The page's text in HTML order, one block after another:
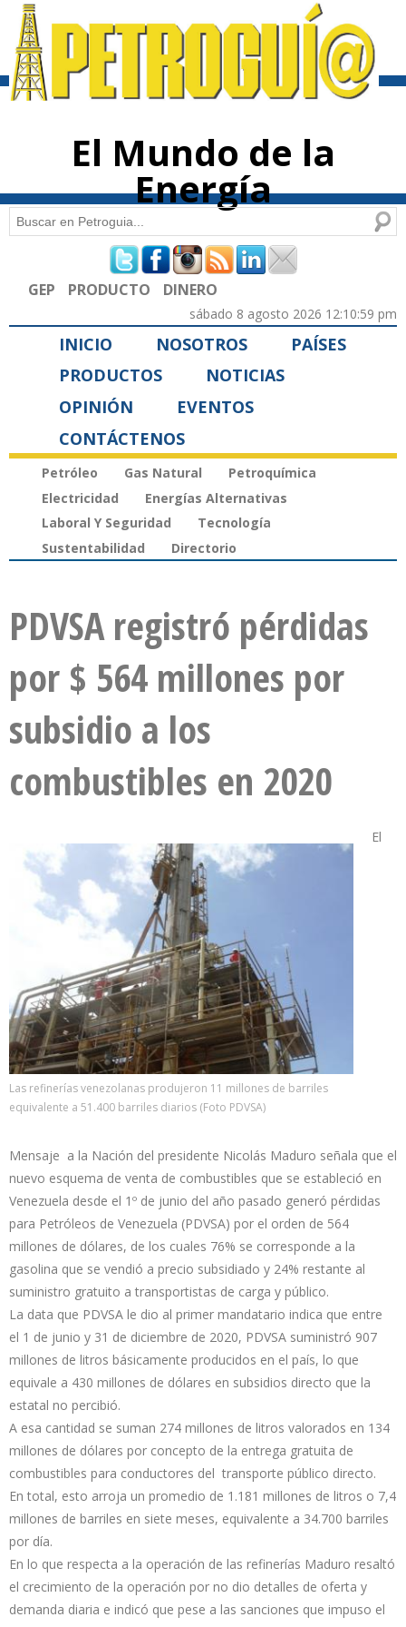
contenido
El Mundo de la
Energía
Formulario de búsqueda
Buscar
GEP PRODUCTO DINERO
sábado 8 agosto 2026 12:10:59 pm
INICIO NOSOTROS
PAÍSES
PRODUCTOS
NOTICIAS
OPINIÓN
EVENTOS
CONTÁCTENOS
Petróleo Gas Natural
Petroquímica
Electricidad
Energías Alternativas
Laboral Y Seguridad
Tecnología
Sustentabilidad
Directorio
PDVSA registró pérdidas
por $ 564 millones por
subsidio a los
combustibles en 2020
Las refinerías venezolanas produjeron 11 millones de barriles
equivalente a 51.400 barriles diarios (Foto PDVSA)
El
Mensaje a la Nación del presidente Nicolás Maduro señala que el
nuevo esquema de venta de combustibles que se estableció en
Venezuela desde el 1º de junio del año pasado generó pérdidas
para Petróleos de Venezuela (PDVSA) por el orden de 564
millones de dólares, de los cuales 76% se corresponde a la
gasolina que se vendió a precio subsidiado y 24% restante al
suministro gratuito a transportistas de carga y público.
La data que PDVSA le dio al primer mandatario indica que entre
el 1 de junio y 31 de diciembre de 2020, PDVSA suministró 907
millones de litros básicamente producidos en el país, lo que
equivale a 430 millones de dólares en subsidios directo que la
estatal no percibió.
A esa cantidad se suman 274 millones de litros valorados en 134
millones de dólares por concepto de la entrega gratuita de
combustibles para conductores del transporte público directo.
En total, esto arroja un promedio de 1.181 millones de litros o 7,4
millones de barriles en siete meses, equivalente a 34.700 barriles
por día.
En lo que respecta a la operación de las refinerías Maduro resaltó
el crecimiento de la operación por no dio detalles de oferta y
demanda diaria e indicó que pese a las sanciones que impuso el